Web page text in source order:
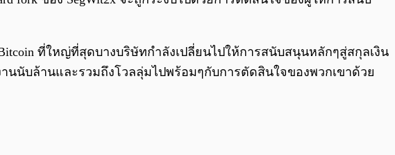
ที่ใหญ่ที่สุดบางบริษัทกำลังเปลี่ยนไปให้การสนับสนุนหลักๆสู่สกุลเงิน
านนับล้านและรวมถึงโวลลุ่มไปพร้อมๆกับการตัดสินใจของพวกเขาด้วย